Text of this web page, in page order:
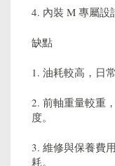
4. 內裝 M 專屬設
缺點
1. 油耗較高，日
2. 前軸重量較重
度。
3. 維修與保養費
耗。